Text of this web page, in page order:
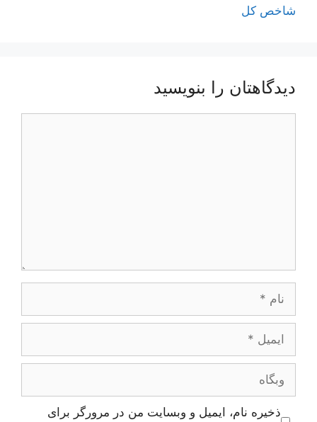
شاخص کل
دیدگاهتان را بنویسید
ایمیل
وبگاه
ذخیره نام، ایمیل و وبسایت من در مرورگر برای